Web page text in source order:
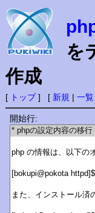
を
作成
[ トップ] [ 新規 | 一覧
開始行: